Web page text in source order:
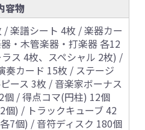
容物
楽譜シート 4枚 / 楽器カー
・木管楽器・打楽器 各12
ス 4枚、スペシャル 2枚) /
奏カード 15枚 / ステージ
ース 3枚 / 音楽家ボーナス
個 / 得点コマ(円柱) 12個
個) / トラックキューブ 42
7個) / 音符ディスク 180個